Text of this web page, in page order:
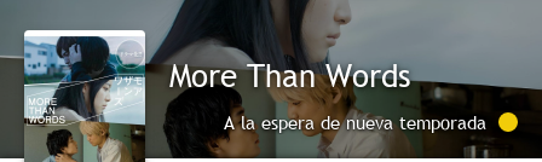
More Than Words
A la espera de nueva temporada